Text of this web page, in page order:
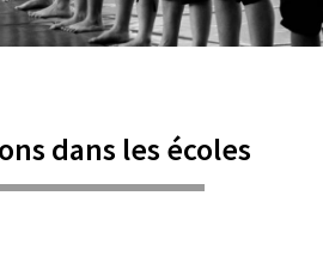
dans les écoles